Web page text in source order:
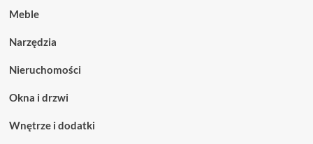
Meble
Narzędzia
Nieruchomości
Okna i drzwi
Wnętrze i dodatki